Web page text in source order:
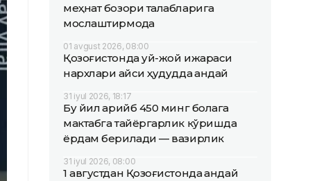
меҳнат бозори талабларига
мослаштирмоқда
01 avgust 2026, 08:00
Қозоғистонда уй-жой ижараси
нархлари қайси ҳудудда қандай
31 iyul 2026, 18:17
Бу йил қарийб 450 минг болага
мактабга тайёргарлик кўришда
ёрдам берилади — вазирлик
31 iyul 2026, 08:00
1 августдан Қозоғистонда қандай